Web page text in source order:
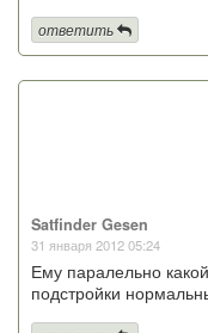
ответить
Satfinder Gesen
31 января 2012 05:24
Ему паралельно
подстройки